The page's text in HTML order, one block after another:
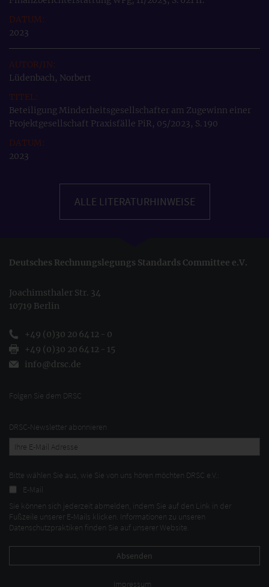
2023
Lüdenbach, Norbert
Beteiligung Minderheitsgesellschafter am Zugewinn einer
Projektgesellschaft Praxisfälle PiR, 05/2023, S. 190
2023
ALLE LITERATURHINWEISE
Deutsches Rechnungslegungs Standards Committee e.V.
Joachimsthaler Str. 34
10719 Berlin
+49 (0)30 20 64 12 - 0
+49 (0)30 20 64 12 - 15
info@drsc.de
Folgen Sie dem DRSC
DRSC-Newsletter abonnieren
Bitte wählen Sie aus, wie Sie von uns hören möchten DRSC e.V.:
E-Mail
Sie können sich jederzeit abmelden, indem Sie auf den Link in der
Fußzeile unserer E-Mails klicken. Informationen zu unseren
Datenschutzpraktiken finden Sie auf unserer Website.
Impressum